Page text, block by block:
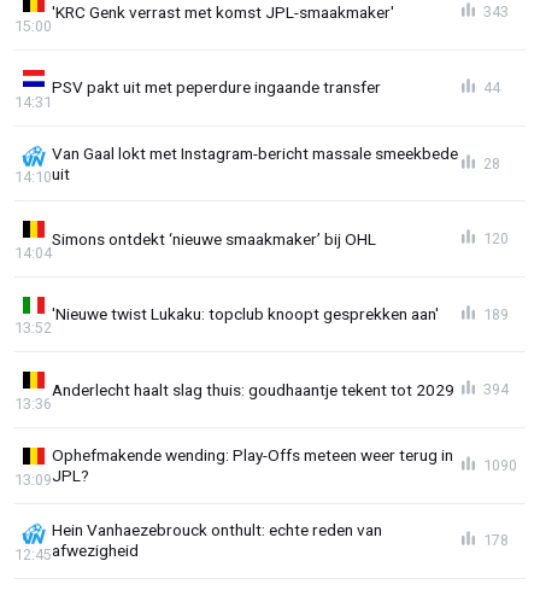
'KRC Genk verrast met komst JPL-smaakmaker'
15:00
343
PSV pakt uit met peperdure ingaande transfer
14:31
44
Van Gaal lokt met Instagram-bericht massale smeekbede
uit
14:10
28
Simons ontdekt ‘nieuwe smaakmaker’ bij OHL
14:04
120
'Nieuwe twist Lukaku: topclub knoopt gesprekken aan'
13:52
189
Anderlecht haalt slag thuis: goudhaantje tekent tot 2029
13:36
394
Ophefmakende wending: Play-Offs meteen weer terug in
JPL?
13:09
1090
Hein Vanhaezebrouck onthult: echte reden van
afwezigheid
12:45
178